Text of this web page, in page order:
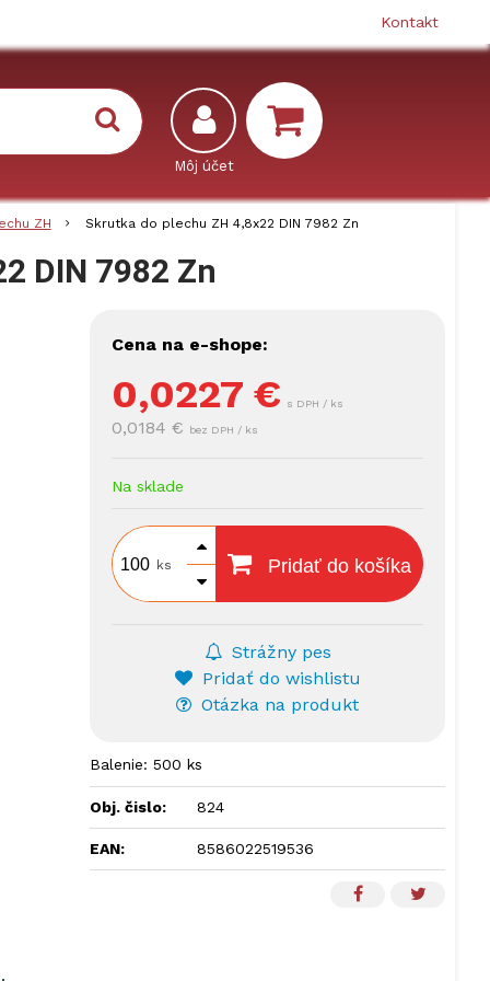
Kontakt
ZH Skrutka do plechu ZH 4,8x22 DIN 7982 Zn
DIN 7982 Zn
Cena na e-shope:
0,0227 € s DPH / ks
0,0184 € bez DPH / ks
Na sklade
ks Pridať do košíka
Strážny pes
Pridať do wishlistu
Otázka na produkt
Balenie: 500 ks
Obj. čislo: 824
EAN: 8586022519536